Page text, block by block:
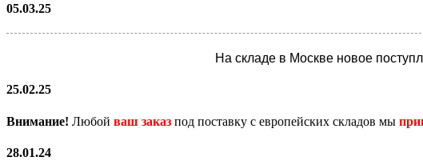
05.03.25
На складе в Москве новое
25.02.25
Внимание! Любой ваш заказ под поставку с европейских складов мы
28.01.24